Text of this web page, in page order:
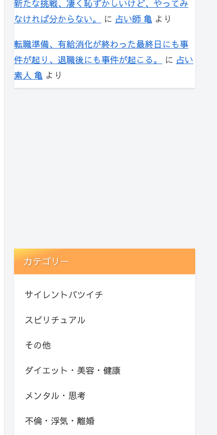
新たな挑戦、凄く恥ずかしいけど、やってみ
なければ分からない。
に 占い師 亀 より
転職準備、有給消化が終わった最終日にも事
件が起り、退職後にも事件が起こる。
に 占い
素人 亀 より
カテゴリー
サイレントバツイチ
スピリチュアル
その他
ダイエット・美容・健康
メンタル・思考
不倫・浮気・離婚